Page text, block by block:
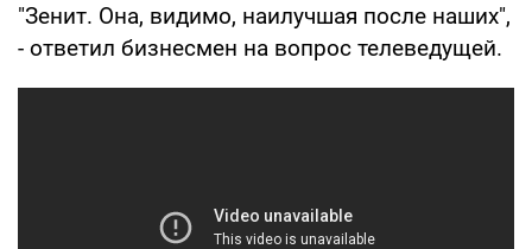
"Зенит. Она, видимо, наилучшая после наших",
- ответил бизнесмен на вопрос телеведущей.